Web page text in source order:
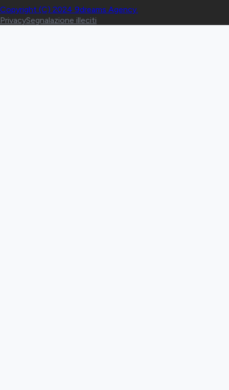
Copyright (C) 2024 9dreams Agency.
PrivacySegnalazione illeciti